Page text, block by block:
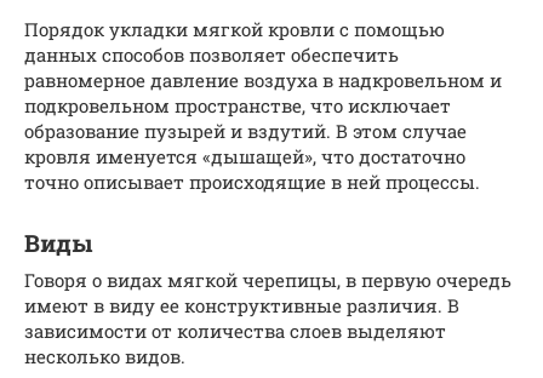
Порядок укладки мягкой кровли с помощью
данных способов позволяет обеспечить
равномерное давление воздуха в надкровельном и
подкровельном пространстве, что исключает
образование пузырей и вздутий. В этом случае
кровля именуется «дышащей», что достаточно
точно описывает происходящие в ней процессы.
Виды
Говоря о видах мягкой черепицы, в первую очередь
имеют в виду ее конструктивные различия. В
зависимости от количества слоев выделяют
несколько видов.